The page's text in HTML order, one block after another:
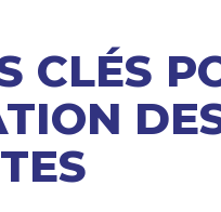
CLÉS